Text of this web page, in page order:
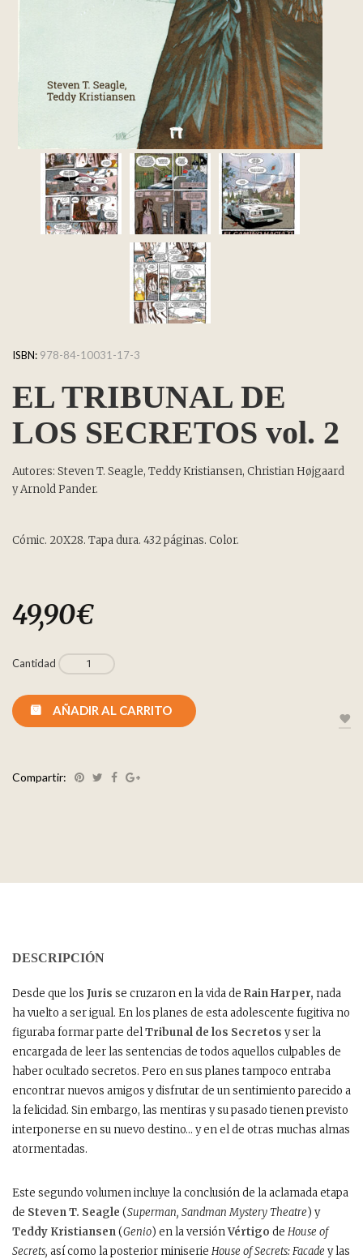
ISBN: 978-84-10031-17-3
EL TRIBUNAL DE
LOS SECRETOS vol. 2
Autores: Steven T. Seagle, Teddy Kristiansen, Christian Højgaard
y Arnold Pander.
Cómic. 20X28. Tapa dura. 432 páginas. Color.
49,90€
Cantidad
AÑADIR AL CARRITO
Compartir:
DESCRIPCIÓN
Desde que los Juris se cruzaron en la vida de Rain Harper, nada
ha vuelto a ser igual. En los planes de esta adolescente fugitiva no
figuraba formar parte delTribunal de los Secretos y ser la
encargada de leer las sentencias de todos aquellos culpables de
haber ocultado secretos. Pero en sus planes tampoco entraba
encontrar nuevos amigos y disfrutar de un sentimiento parecido a
la felicidad. Sin embargo, las mentiras y su pasado tienen previsto
interponerse en su nuevo destino… y en el de otras muchas almas
atormentadas.
Este segundo volumen incluye la conclusión de la aclamada etapa
de Steven T. Seagle (Superman, Sandman Mystery Theatre) y
Teddy Kristiansen(Genio) en la versiónVértigo de House of
Secrets, así como la posterior miniserie House of Secrets: Facade y las